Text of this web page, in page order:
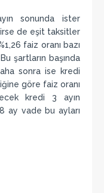
sonunda ister
de eşit taksitler
faiz oranı bazı
şartların başında
sonra ise kredi
göre faiz oranı
kredi 3 ayın
ay vade bu ayları